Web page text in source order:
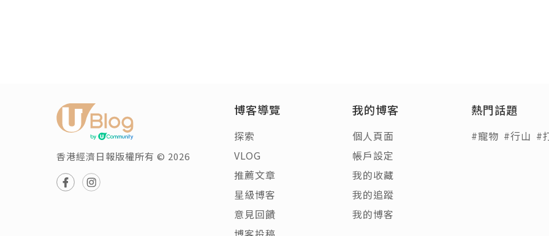
香港經濟日報版權所有 © 2026
博客導覽
探索
VLOG
推薦文章
星級博客
意見回饋
我的博客
個人頁面
帳戶設定
我的收藏
我的追蹤
我的博客
熱門話題
#寵物 #行山 #